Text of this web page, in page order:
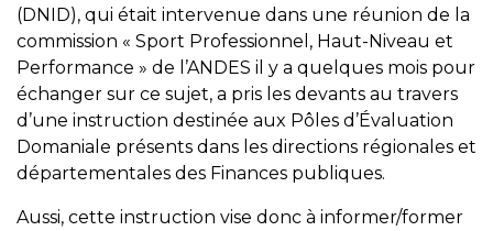
(DNID), qui était intervenue dans une réunion de la
commission « Sport Professionnel, Haut-Niveau et
Performance » de l’ANDES il y a quelques mois pour
échanger sur ce sujet, a pris les devants au travers
d’une instruction destinée aux Pôles d’Évaluation
Domaniale présents dans les directions régionales et
départementales des Finances publiques.
Aussi, cette instruction vise donc à informer/former